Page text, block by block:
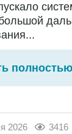
полностью
2026 3416